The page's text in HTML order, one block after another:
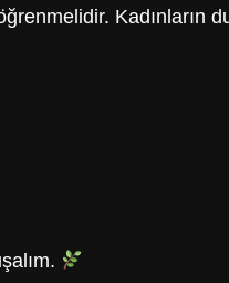
Kadınların